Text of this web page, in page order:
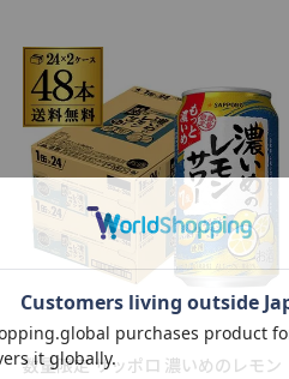
数量限定 サッポロ 濃いめのレモン